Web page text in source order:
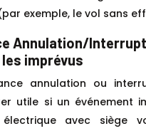
exemple, le vol sans
Annulation/
imprévus
annulation ou
utile si un événement
avec siège